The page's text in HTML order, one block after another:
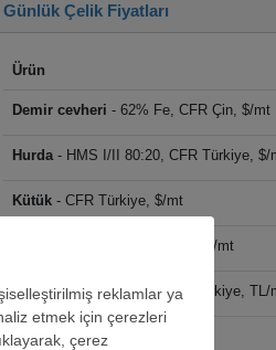
Günlük Çelik Fiyatları
Ürün
Demir cevheri - 62% Fe, CFR Çin, $/mt
Hurda- HMS I/II 80:20, CFR Türkiye, $/
Kütük - CFR Türkiye, $/mt
- FOB Türkiye, $/mt
İnşaat demiri- Depo çıkışı Türkiye, TL/
Sıcak rulo- CFR Türkiye, $/mt